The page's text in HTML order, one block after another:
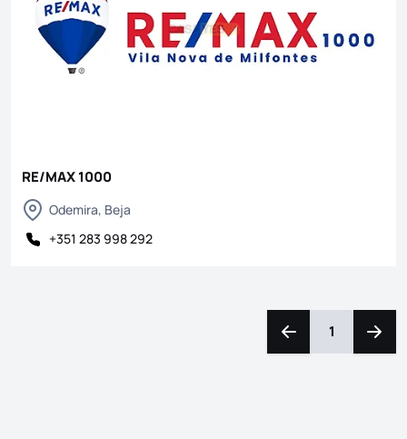
RE/MAX 1000
Odemira, Beja
+351 283 998 292
Navegação para a
1